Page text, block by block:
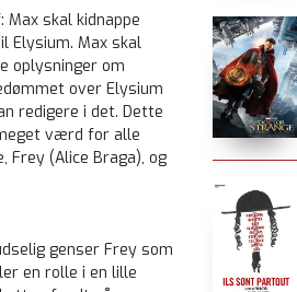
skal kidnappe
Elysium. Max skal
oplysninger om
over Elysium
redigere i det. Dette
værd for alle
(Alice Braga), og
genser Frey som
en rolle i en lille